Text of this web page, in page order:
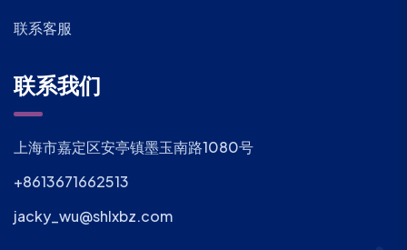
联系客服
联系我们
上海市嘉定区安亭镇墨玉南路1080号
+8613671662513
jacky_wu@shlxbz.com